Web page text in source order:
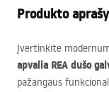
Produkto
Įvertinkite
apvalia REA dušo
pažangaus